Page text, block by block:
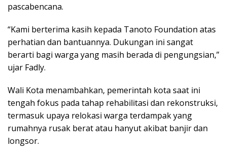
pascabencana.
“Kami berterima kasih kepada Tanoto Foundation atas
perhatian dan bantuannya. Dukungan ini sangat
berarti bagi warga yang masih berada di pengungsian,”
ujar Fadly.
Wali Kota menambahkan, pemerintah kota saat ini
tengah fokus pada tahap rehabilitasi dan rekonstruksi,
termasuk upaya relokasi warga terdampak yang
rumahnya rusak berat atau hanyut akibat banjir dan
longsor.